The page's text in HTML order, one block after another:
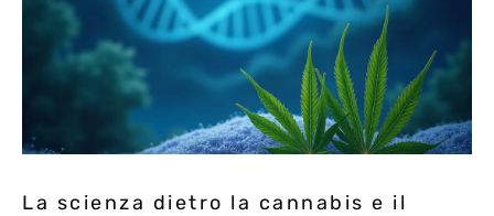
La scienza dietro la cannabis e il